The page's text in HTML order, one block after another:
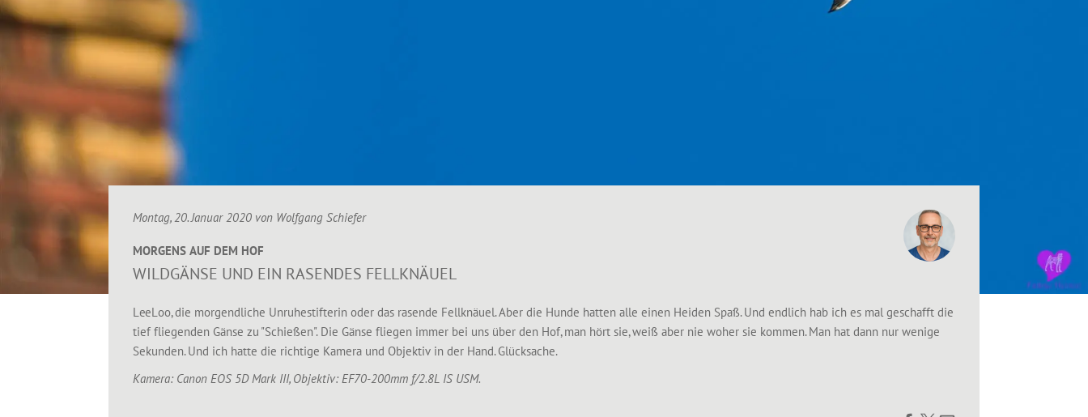
Montag, 20. Januar 2020 von Wolfgang Schiefer
MORGENS AUF DEM HOF
WILDGÄNSE UND EIN RASENDES FELLKNÄUEL
LeeLoo, die morgendliche Unruhestifterin oder das rasende Fellknäuel. Aber die Hunde hatten alle einen Heiden Spaß. Und endlich hab ich es mal geschafft die
tief fliegenden Gänse zu "Schießen". Die Gänse fliegen immer bei uns über den Hof, man hört sie, weiß aber nie woher sie kommen. Man hat dann nur wenige
Sekunden. Und ich hatte die richtige Kamera und Objektiv in der Hand. Glücksache.
Kamera: Canon EOS 5D Mark III, Objektiv: EF70-200mm f/2.8L IS USM.